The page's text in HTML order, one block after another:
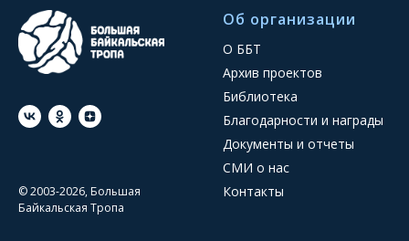
© 2003-2026, Большая
Байкальская Тропа
Об организации
О ББТ
Архив проектов
Библиотека
Благодарности и награды
Документы и отчеты
СМИ о нас
Контакты